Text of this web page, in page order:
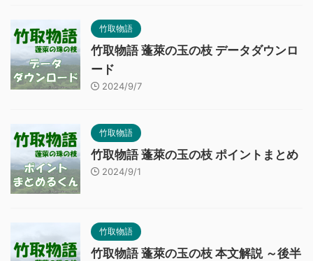
竹取物語
竹取物語 蓬萊の玉の枝 データダウンロ
ード
2024/9/7
竹取物語
竹取物語 蓬萊の玉の枝 ポイントまとめ
2024/9/1
竹取物語
竹取物語 蓬萊の玉の枝 本文解説 ～後半